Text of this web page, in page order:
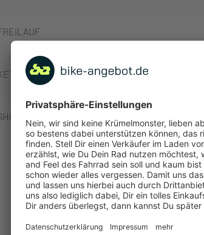
SHIMANO CUES U3020
SHIMANO CUES U4000
MEHR ANZEIGEN